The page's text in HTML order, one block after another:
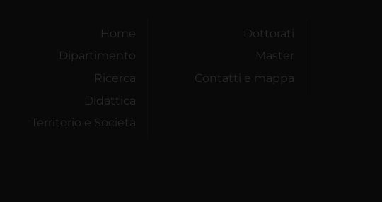
Home
Dipartimento
Ricerca
Didattica
Territorio e Società
Dottorati
Master
Contatti e mappa